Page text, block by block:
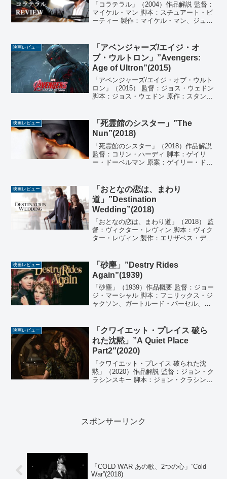
「コラテラル」（2004）作品解説 監督：
マイケル・マン 脚本：スチュアート・ビ
ーティー 製作：マイケル・マン、ジュリ
ビーブ、ポール・キャメロン 編集：ジ
ム・ミラー...
映画レビュー
「アベンジャーズ/エイジ・オ
ブ・ウルトロン」”Avengers:
Age of Ultron”(2015)
「アベンジャーズ/エイジ・オブ・ウルト
ロン」（2015） 監督：ジョス・ウェドン
脚本：ジョス・ウェドン 原作：スタン・
ア・アロンソ、ジェレミー・レイチャ
ム、スタン・リ...
映画レビュー
「死霊館のシスター」”The
Nun”(2018)
「死霊館のシスター」（2018）作品解説
監督：コリン・ハーディ 脚本：ゲイリ
ー・ドーベルマン 原案：ゲイリー・ドー
楽：アベル・コジェニオウスキ 撮影：マ
キシム・アレ...
映画レビュー
「おとなの恋は、まわり
道」”Destination
Wedding”(2018)
「おとなの恋は、まわり道」（2018） 監
督：ヴィクター・レヴィン 脚本：ヴィク
ター・レヴィン 製作：エリザベス・デ
ョルジョ・スカリ 編集：マット・マドッ
クス 出演...
映画レビュー
「砂塵」”Destry Rides
Again”(1939)
「砂塵」（1939）作品概要 監督：ジョー
ジ・マーシャル 脚本：フェリックス・ジ
ャクソン、ガートルード・パーセル、ヘ
楽：フランク・スキナー 撮影：ハル・モ
ーア 編集...
映画レビュー
「クワイエット・プレイス 破ら
れた沈黙」”A Quiet Place
Part2″(2020)
「クワイエット・プレイス 破られた沈
黙」（2020）作品解説 監督：ジョン・ク
ラシンスキー 脚本：ジョン・クラシンス
スポンサーリンク
「COLD WAR あの歌、2つの心」”Cold
War”(2018)